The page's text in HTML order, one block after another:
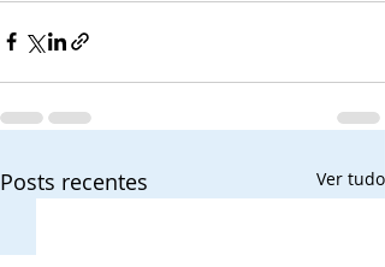
Posts recentes Ver tudo